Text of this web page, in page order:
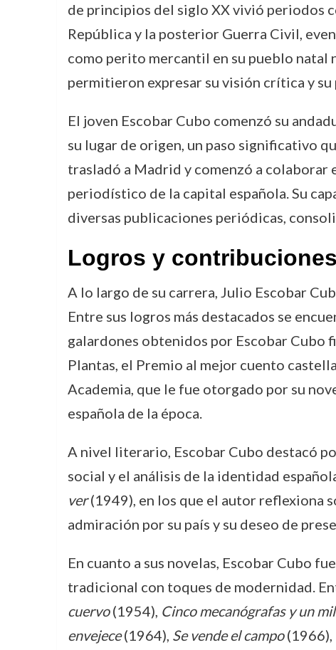
de principios del siglo XX vivió periodos
República y la posterior Guerra Civil,
como perito mercantil en su pueblo natal
permitieron expresar su visión crítica y
El joven Escobar Cubo comenzó su
su lugar de origen, un paso significativo
trasladó a Madrid y comenzó a colaborar
periodístico de la capital española. Su
diversas publicaciones periódicas,
Logros y contribuciones
A lo largo de su carrera, Julio Escobar
Entre sus logros más destacados se
galardones obtenidos por Escobar Cubo
Plantas, el Premio al mejor cuento
Academia, que le fue otorgado por su
española de la época.
A nivel literario, Escobar Cubo destacó
social y el análisis de la identidad
ver(1949), en los que el autor reflexiona
admiración por su país y su deseo de
En cuanto a sus novelas, Escobar Cubo
tradicional con toques de modernidad.
cuervo(1954), Cinco mecanógrafas y un
envejece(1964), Se vende el campo(1966),